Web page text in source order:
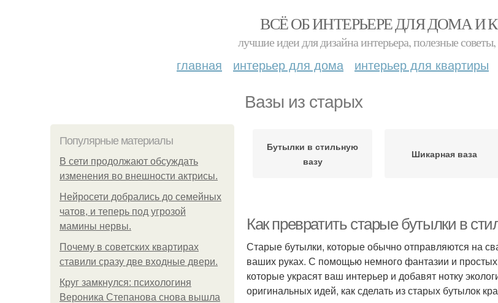
ВСЁ ОБ ИНТЕРЬЕРЕ ДЛЯ ДОМА И
лучшие идеи для дизайна интерьера, полезные
главная интерьер для дома интерьер для квартиры
Вазы из старых
Популярные материалы
В сети продолжают обсуждать
изменения во внешности актрисы.
Нейросети добрались до семейных
чатов, и теперь под угрозой
мамины нервы.
Почему в советских квартирах
ставили сразу две входные двери.
Круг замкнулся: психологиня
Вероника Степанова снова вышла
Бутылки в стильную
вазу
Шикарная ваза
Как превратить старые бутылки в
Старые бутылки, которые обычно отправляются на
ваших руках. С помощью немного фантазии и
которые украсят ваш интерьер и добавят нотку
оригинальных идей, как сделать из старых бутылок